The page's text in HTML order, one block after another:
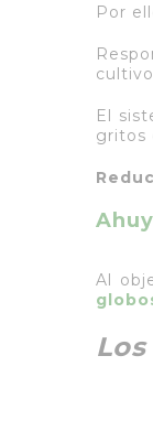
Por
El
gritos
Al